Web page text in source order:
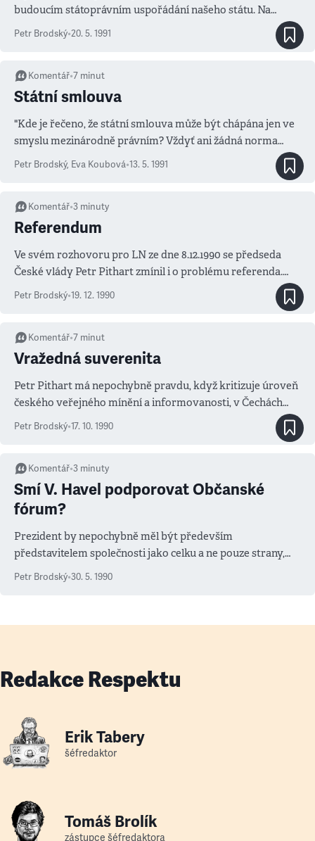
budoucím státoprávním uspořádání našeho státu. Na
Hradě si podávají dveře představitelé obou národních rad i
všech tří vlád.
Petr Brodský•20. 5. 1991
Komentář•7 minut
Státní smlouva
"Kde je řečeno, že státní smlouva může být chápána jen ve
smyslu mezinárodně právním? Vždyť ani žádná norma
mezinárodního práva ji závazně nedefinuje.
Petr Brodský, Eva Koubová•13. 5. 1991
Komentář•3 minuty
Referendum
Ve svém rozhovoru pro LN ze dne 8.12.1990 se předseda
České vlády Petr Pithart zmínil i o problému referenda.
Přitom tvrdil (cituji): "Proto je i otázka referenda
irelevantní, neboť může pouze rozhodnout, zda jsme pro
federaci."
Petr Brodský•19. 12. 1990
Komentář•7 minut
Vražedná suverenita
Petr Pithart má nepochybně pravdu, když kritizuje úroveň
českého veřejného mínění a informovanosti, v Čechách
zakořeněné chápání Československa jako českého státu,
cynický hegemonismus a arogantně přezíravou jízlivost, s
aspirace občanů jiné než české národnosti.
Petr Brodský•17. 10. 1990
Komentář•3 minuty
Smí V. Havel podporovat Občanské
fórum?
Prezident by nepochybně měl být především
představitelem společnosti jako celku a ne pouze strany,
hnutí či koalice, která ho při získání prezidentského úřadu
podporovala. Totéž ovšem platí i pro předsedu a členy
Petr Brodský•30. 5. 1990
Redakce Respektu
Erik Tabery
šéfredaktor
Tomáš Brolík
zástupce šéfredaktora